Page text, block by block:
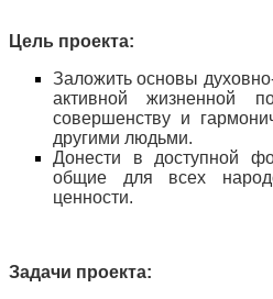
Цель проекта:
Заложить основы
активной жизненной
совершенству и
другими людьми.
Донести в доступной
общие для всех
ценности.
Задачи проекта: